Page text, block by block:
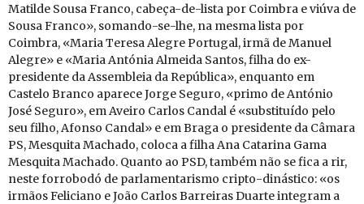
Matilde Sousa Franco, cabeça-de-lista por Coimbra e viúva de
Sousa Franco», somando-se-lhe, na mesma lista por
Coimbra, «Maria Teresa Alegre Portugal, irmã de Manuel
Alegre» e «Maria Antónia Almeida Santos, filha do ex-
presidente da Assembleia da República», enquanto em
Castelo Branco aparece Jorge Seguro, «primo de António
José Seguro», em Aveiro Carlos Candal é «substituído pelo
seu filho, Afonso Candal» e em Braga o presidente da Câmara
PS, Mesquita Machado, coloca a filha Ana Catarina Gama
Mesquita Machado. Quanto ao PSD, também não se fica a rir,
neste forrobodó de parlamentarismo cripto-dinástico: «os
irmãos Feliciano e João Carlos Barreiras Duarte integram a